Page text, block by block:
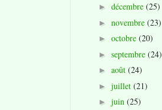
► décembre (25)
► novembre (23)
► octobre (20)
► septembre (24)
► août (24)
► juillet (21)
► juin (25)